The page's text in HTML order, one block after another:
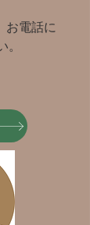
お電話に
。